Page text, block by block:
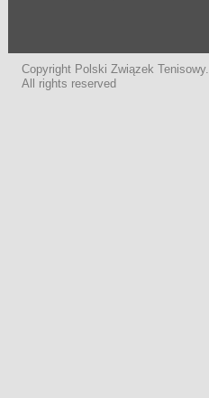
Copyright Polski Związek Tenisowy.
All rights reserved